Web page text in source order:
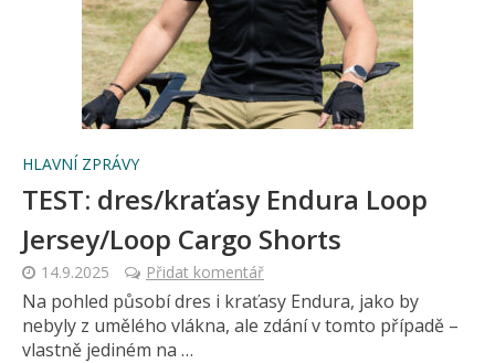
HLAVNÍ ZPRÁVY
TEST: dres/kraťasy Endura Loop
Jersey/Loop Cargo Shorts
14.9.2025 Přidat komentář
Na pohled působí dres i kraťasy Endura, jako by
nebyly z umělého vlákna, ale zdání v tomto případě –
vlastně jediném na …